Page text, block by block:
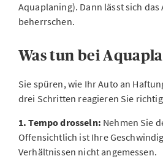
Aquaplaning). Dann lässt sich
beherrschen.
Was tun bei
Sie spüren, wie Ihr Auto an
drei Schritten reagieren Sie
1. Tempo drosseln: Nehmen Sie
Offensichtlich ist Ihre
Verhältnissen nicht angemessen.